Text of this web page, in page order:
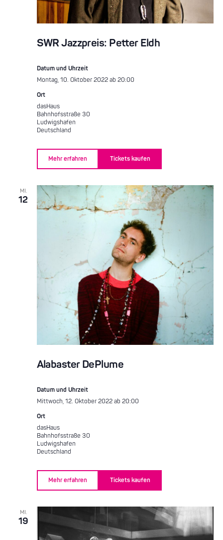
SWR Jazzpreis: Petter Eldh
Datum und Uhrzeit
Montag, 10. Oktober 2022 ab 20:00
Ort
dasHaus
Bahnhofsstraße 30
Ludwigshafen
Deutschland
Mehr erfahren Tickets kaufen
MI.
12
Alabaster DePlume
Datum und Uhrzeit
Mittwoch, 12. Oktober 2022 ab 20:00
Ort
dasHaus
Bahnhofsstraße 30
Ludwigshafen
Deutschland
Mehr erfahren Tickets kaufen
MI.
19